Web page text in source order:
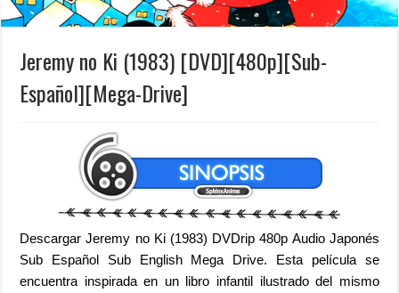
Jeremy no Ki (1983) [DVD][480p][Sub-
Español][Mega-Drive]
Descargar Jeremy no Ki (1983) DVDrip 480p Audio Japonés
Sub Español Sub English Mega Drive. Esta película se
encuentra inspirada en un libro infantil ilustrado del mismo